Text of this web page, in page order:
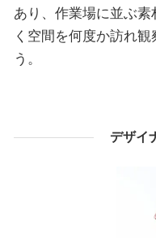
あり、作業場に並ぶ
く空間を何度か訪れ
う。
デザイ